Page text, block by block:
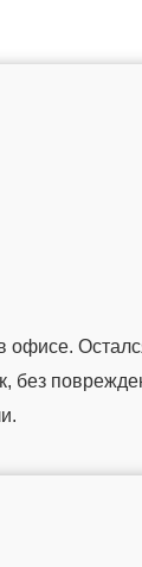
офисе.
без